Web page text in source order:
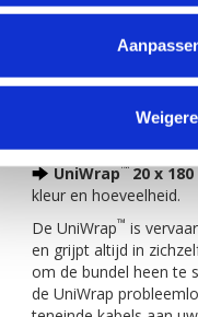
UniWrap™flexibele
voor o.a. het
UniWrap™20 x
kleur en hoeveelheid.
De UniWrap™ is
en grijpt altijd in
om de bundel heen te
de UniWrap